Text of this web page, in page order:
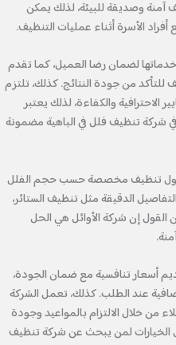
وصديقة للبيئة، لذلك يمكن
الأسرة أثناء عمليات التنظيف.
لضمان رضا العميل، كما تقدم
من جودة النتائج. كذلك، تلتزم
والكفاءة، لذلك يعتبر
في شركة تنظيف فلل في الباهية مضمونة
تنظيف مخصصة حسب حجم الفلل
الدقيقة مثل تنظيف الستائر،
إن شركة الأوائل هي الحل
أسعار تنافسية مع ضمان الجودة،
عند الطلب. كذلك، تعمل الشركة
من خلال الالتزام بالمواعيد وجودة
لمن يبحث عن شركة تنظيف